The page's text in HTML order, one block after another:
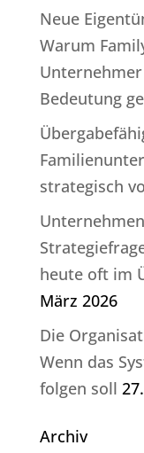
Neue
Warum
Bedeutung
strategisch
heute oft im
März 2026
Die
Wenn das
folgen soll
Archiv